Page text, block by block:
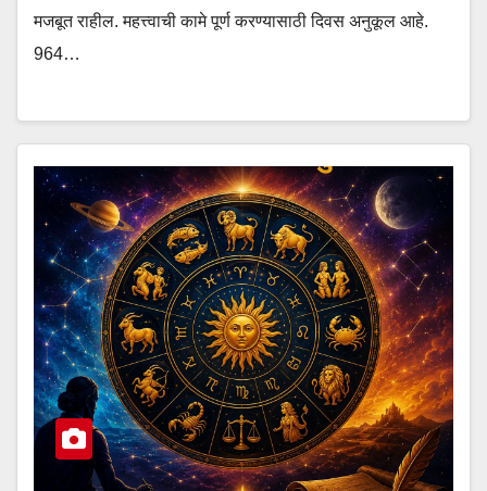
मजबूत राहील. महत्त्वाची कामे पूर्ण करण्यासाठी दिवस अनुकूल आहे.
964…